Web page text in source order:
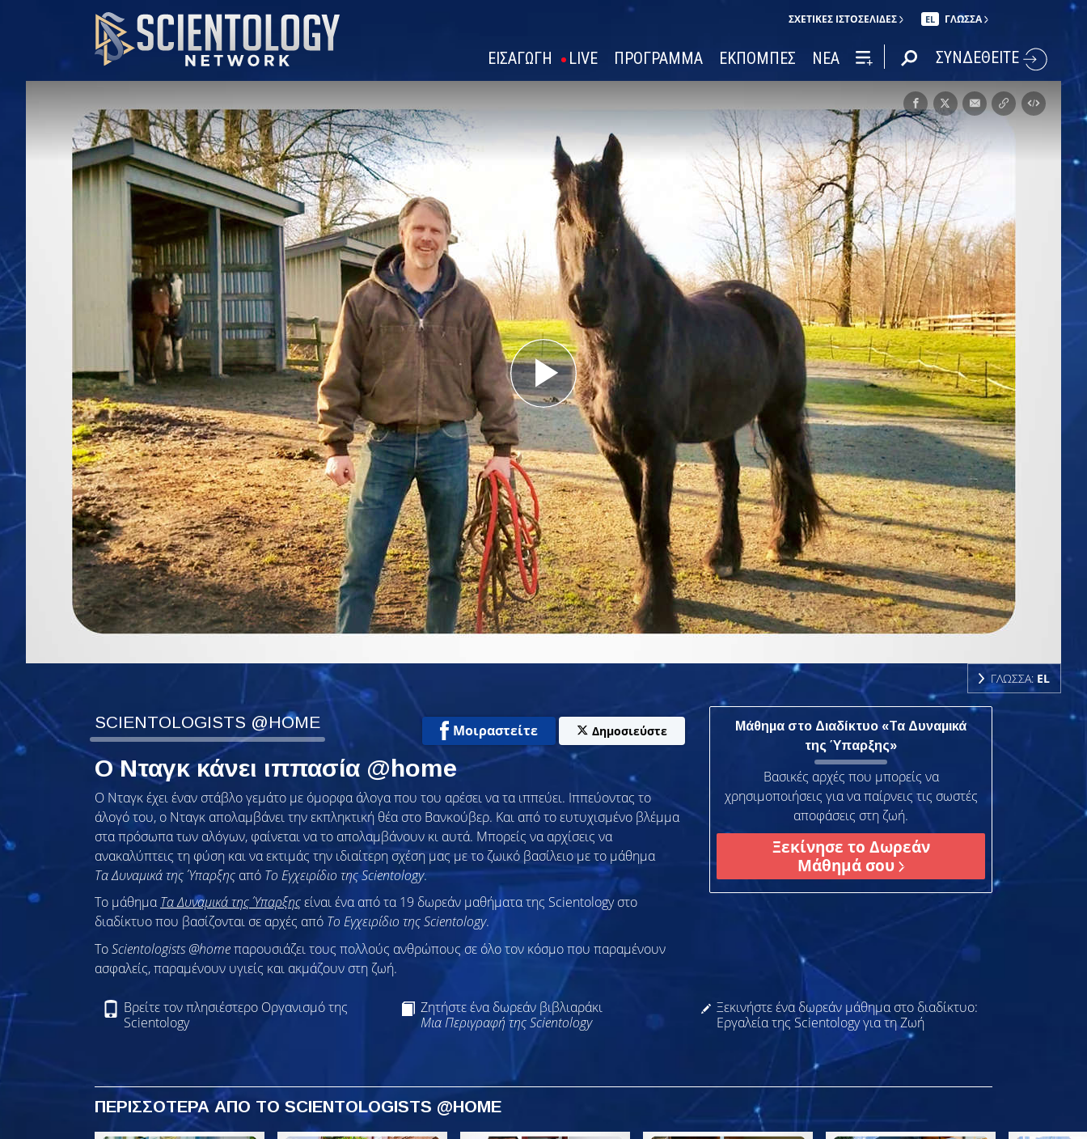
ΣΧΕΤΙΚΈΣ ΙΣΤΟΣΕΛΊΔΕΣ EL ΓΛΩΣΣΑ
ΕΙΣΑΓΩΓΗ LIVE ΠΡΟΓΡΑΜΜΑ ΕΚΠΟΜΠΕΣ ΝΕΑ ΣΥΝΔΕΘΕΙΤΕ
Play
Video
ΓΛΩΣΣΑ: EL
SCIENTOLOGISTS @HOME Μοιραστείτε Δημοσιεύστε
Ο Νταγκ κάνει ιππασία @home
Ο Νταγκ έχει έναν στάβλο γεμάτο με όμορφα άλογα που του αρέσει να τα ιππεύει. Ιππεύοντας το
άλογό του, ο Νταγκ απολαμβάνει την εκπληκτική θέα στο Βανκούβερ. Και από το ευτυχισμένο βλέμμα
στα πρόσωπα των αλόγων, φαίνεται να το απολαμβάνουν κι αυτά. Μπορείς να αρχίσεις να
ανακαλύπτεις τη φύση και να εκτιμάς την ιδιαίτερη σχέση μας με το ζωικό βασίλειο με το μάθημα
Τα Δυναμικά της Ύπαρξης από Το Εγχειρίδιο της Scientology.
Το μάθημαΤα Δυναμικά της Ύπαρξηςείναι ένα από τα 19 δωρεάν μαθήματα της Scientology στο
διαδίκτυο που βασίζονται σε αρχές από Το Εγχειρίδιο της Scientology.
ToScientologists @homeπαρουσιάζει τους πολλούς ανθρώπους σε όλο τον κόσμο που παραμένουν
ασφαλείς, παραμένουν υγιείς και ακμάζουν στη ζωή.
Μάθημα στο Διαδίκτυο «Τα Δυναμικά
της Ύπαρξης»
Βασικές αρχές που μπορείς να
χρησιμοποιήσεις για να παίρνεις τις σωστές
αποφάσεις στη ζωή.
Ξεκίνησε το Δωρεάν
Μάθημά σου
Βρείτε τον πλησιέστερο Οργανισμό της
Scientology
Ζητήστε ένα δωρεάν βιβλιαράκι
Μια Περιγραφή της Scientology
Ξεκινήστε ένα δωρεάν μάθημα στο διαδίκτυο:
Εργαλεία της Scientology για τη Ζωή
ΠΕΡΙΣΣΟΤΕΡΑ ΑΠΟ ΤΟ SCIENTOLOGISTS @HOME